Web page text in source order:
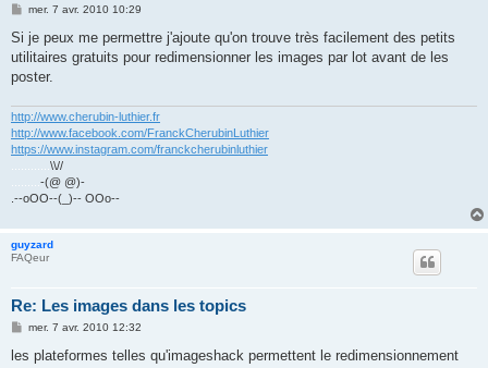
M
s
s
a
g
mer. 7 avr. 2010 10:29
Si je peux me permettre j'ajoute qu'on trouve très facilement des petits
utilitaires gratuits pour redimensionner les images par lot avant de les
poster.
http://www.cherubin-luthier.fr
http://www.facebook.com/FranckCherubinLuthier
https://www.instagram.com/franckcherubinluthier
\\//
-(@ @)-
.--oOO--(_)-- OOo--
guyzard
FAQeur
Re: Les images dans les topics
M
s
mer. 7 avr. 2010 12:32
les plateformes telles qu'imageshack permettent le redimensionnement